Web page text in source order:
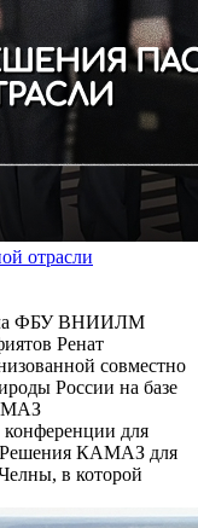
отрасли
ФБУ ВНИИЛМ
Ренат
совместно
России на базе
конференции для
КАМАЗ для
в которой